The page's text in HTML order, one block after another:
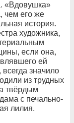
«Вдовушка»
чем его же
история.
художника,
если она,
ей
значило
из трудных
твёрдым
с печально-
лилия.